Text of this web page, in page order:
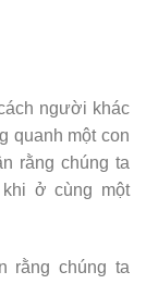
người khác
quanh một con
rằng chúng ta
ở cùng một
rằng chúng ta